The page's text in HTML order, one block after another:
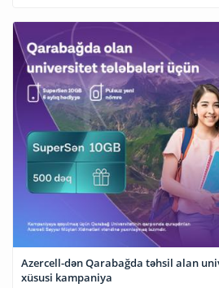
Azercell-dən Qarabağda təhsil alan
xüsusi kampaniya